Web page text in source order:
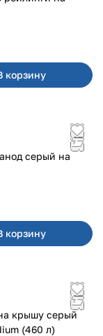
корзину
серый на
корзину
крышу серый
(460 л)